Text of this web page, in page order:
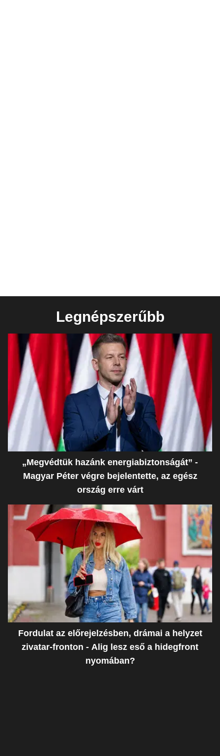
Legnépszerűbb
„Megvédtük hazánk energiabiztonságát” -
Magyar Péter végre bejelentette, az egész
ország erre várt
Fordulat az előrejelzésben, drámai a helyzet
zivatar-fronton - Alig lesz eső a hidegfront
nyomában?